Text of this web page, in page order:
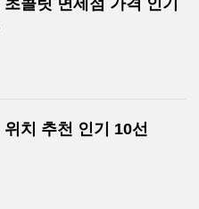
콜릿 면세점 가격 인기
치 추천 인기 10선